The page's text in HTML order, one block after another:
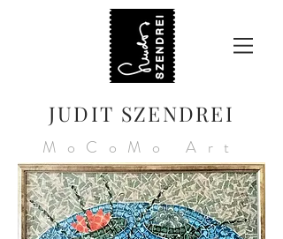
JUDIT SZENDREI
MoCoMo Art